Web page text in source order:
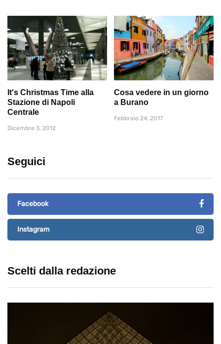
It's Christmas Time alla
Stazione di Napoli
Centrale
Dicembre 3, 2012
Cosa vedere in un giorno
a Burano
Febbraio 24, 2017
Seguici
Facebook
Instagram
Scelti dalla redazione